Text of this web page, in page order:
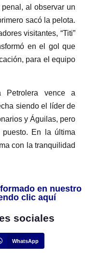
al observar un
sacó la pelota.
visitantes, “Titi”
en el gol que
para el equipo
Petrolera vence a
siendo el líder de
y Águilas, pero
En la última
con la tranquilidad
en nuestro
clic aquí
sociales
WhatsApp